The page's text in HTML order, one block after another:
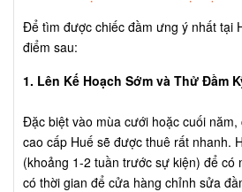
Để tìm được chiếc đầm ưng ý nhất tại
điểm sau:
1. Lên Kế Hoạch Sớm và Thử Đầm
Đặc biệt vào mùa cưới hoặc cuối
cao cấp Huế sẽ được thuê rất nhanh.
(khoảng 1-2 tuần trước sự kiện) để có
có thời gian để cửa hàng chỉnh sửa